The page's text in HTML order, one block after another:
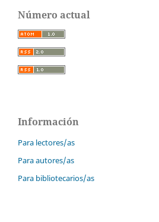
Número actual
Información
Para lectores/as
Para autores/as
Para bibliotecarios/as